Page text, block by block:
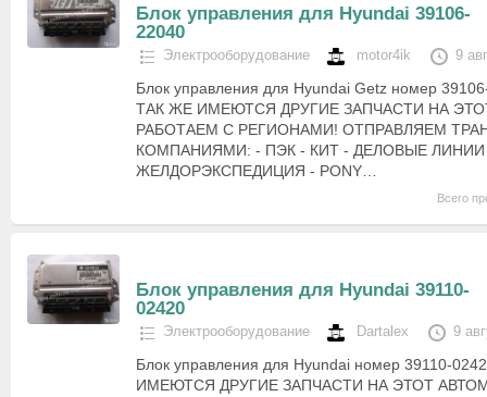
Блок управления для Hyundai 39106-
22040
Электрооборудование motor4ik 9
Блок управления для Hyundai Getz номер
ТАК ЖЕ ИМЕЮТСЯ ДРУГИЕ ЗАПЧАСТИ НА
РАБОТАЕМ С РЕГИОНАМИ! ОТПРАВЛЯЕМ
КОМПАНИЯМИ: - ПЭК - КИТ - ДЕЛОВЫЕ ЛИНИИ
ЖЕЛДОРЭКСПЕДИЦИЯ - PONY…
Всего
Блок управления для Hyundai 39110-
02420
Электрооборудование Dartalex 9
Блок управления для Hyundai номер 39110-
ИМЕЮТСЯ ДРУГИЕ ЗАПЧАСТИ НА ЭТОТ